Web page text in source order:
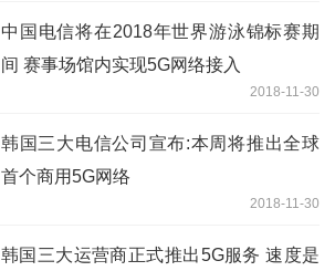
中国电信将在2018年世界游泳锦标赛期
间 赛事场馆内实现5G网络接入
2018-11-30
韩国三大电信公司宣布:本周将推出全球
首个商用5G网络
2018-11-30
韩国三大运营商正式推出5G服务 速度是